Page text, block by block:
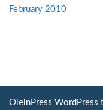
February 2010
OleinPress WordPress